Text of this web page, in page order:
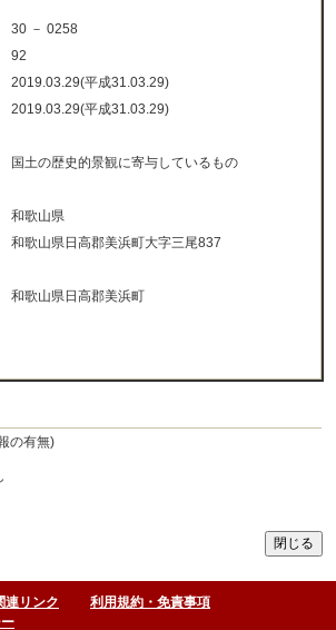
30 － 0258
92
2019.03.29(平成31.03.29)
2019.03.29(平成31.03.29)
国土の歴史的景観に寄与しているもの
和歌山県
和歌山県日高郡美浜町大字三尾837
和歌山県日高郡美浜町
の有無)
連リンク
利用規約・免責事項